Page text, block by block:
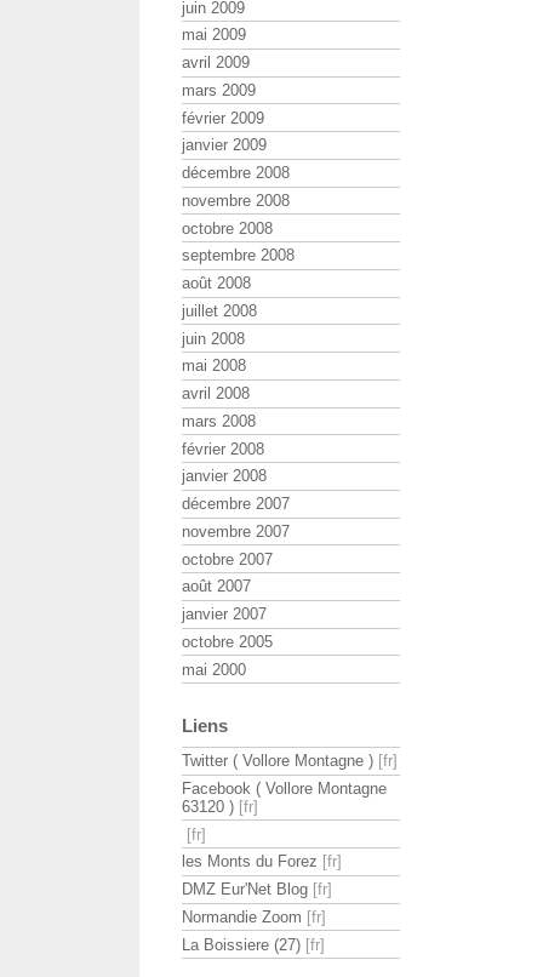
juin 2009
mai 2009
avril 2009
mars 2009
février 2009
janvier 2009
décembre 2008
novembre 2008
octobre 2008
septembre 2008
août 2008
juillet 2008
juin 2008
mai 2008
avril 2008
mars 2008
février 2008
janvier 2008
décembre 2007
novembre 2007
octobre 2007
août 2007
janvier 2007
octobre 2005
mai 2000
Liens
Twitter ( Vollore Montagne )
Facebook ( Vollore Montagne
63120 )
les Monts du Forez
DMZ Eur'Net Blog
Normandie Zoom
La Boissiere (27)